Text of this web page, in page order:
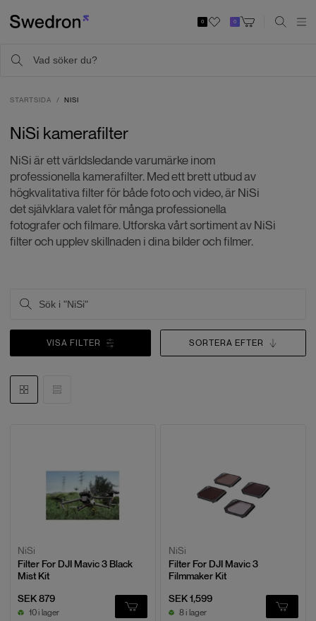
0 0
STARTSIDA NISI
NiSi kamerafilter
NiSi är ett världsledande varumärke inom
professionella kamerafilter. Med ett brett utbud av
högkvalitativa filter för både foto och video, är NiSi
det självklara valet för många professionella
fotografer och filmare. Utforska vårt sortiment av NiSi
filter och upplev skillnaden i dina bilder och filmer.
VISA FILTER SORTERA EFTER
NiSi
Filter For DJI Mavic 3 Black
Mist Kit
SEK 879
10 i lager
NiSi
Filter For DJI Mavic 3
Filmmaker Kit
SEK 1,599
8 i lager